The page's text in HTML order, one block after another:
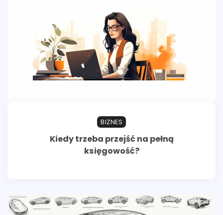
BIZNES
Kiedy trzeba przejść na pełną
księgowość?